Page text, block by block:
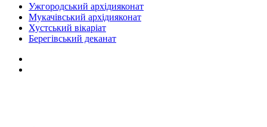
Ужгородський архідияконат
Мукачівський архідияконат
Хустський вікаріат
Берегівський деканат